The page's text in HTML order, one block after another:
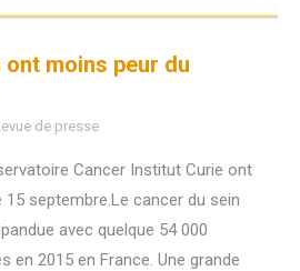
moins peur du
de presse
Cancer Institut Curie ont
septembre.Le cancer du sein
avec quelque 54 000
en 2015 en France. Une grande